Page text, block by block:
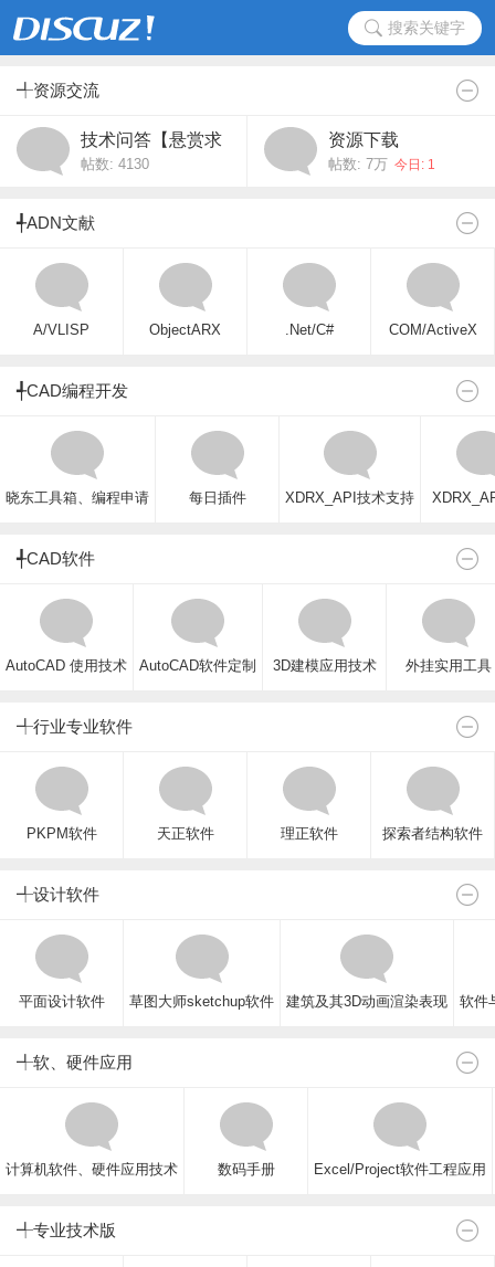
搜索关键字
╃资源交流
技术问答【悬赏求
助】
帖数: 4130
资源下载
帖数: 7万 今日: 1
╃ADN文献
A/VLISP ObjectARX .Net/C# COM/ActiveX
╃CAD编程开发
晓东工具箱、编程申请 每日插件 XDRX_API技术支持
╃CAD软件
AutoCAD 使用技术 AutoCAD软件定制 3D建模应用技术 外挂实用工具
╃行业专业软件
PKPM软件 天正软件 理正软件 探索者结构软件
╃设计软件
平面设计软件 草图大师sketchup软件 建筑及其3D动画渲染表现 软件
╃软、硬件应用
计算机软件、硬件应用技术 数码手册 Excel/Project软件工程应用
╃专业技术版